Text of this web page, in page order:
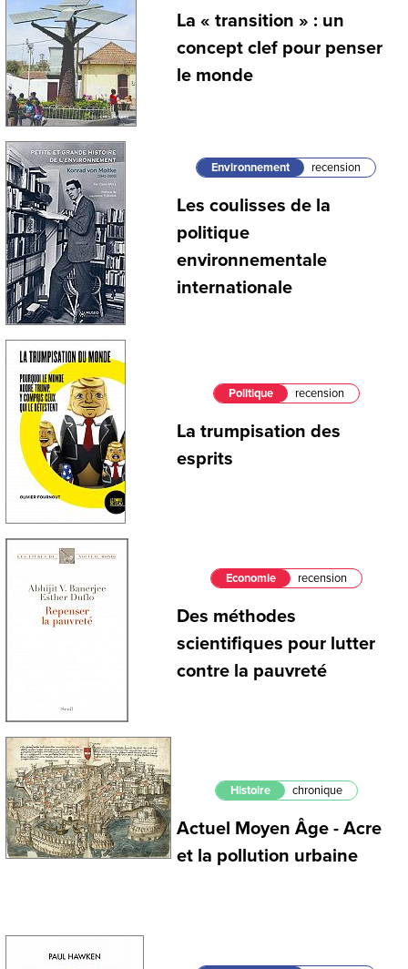
La « transition » : un
concept clef pour penser
le monde
Environnement recension
Les coulisses de la
politique
environnementale
internationale
Politique recension
La trumpisation des
esprits
Economie recension
Des méthodes
scientifiques pour lutter
contre la pauvreté
Histoire chronique
Actuel Moyen Âge - Acre
et la pollution urbaine